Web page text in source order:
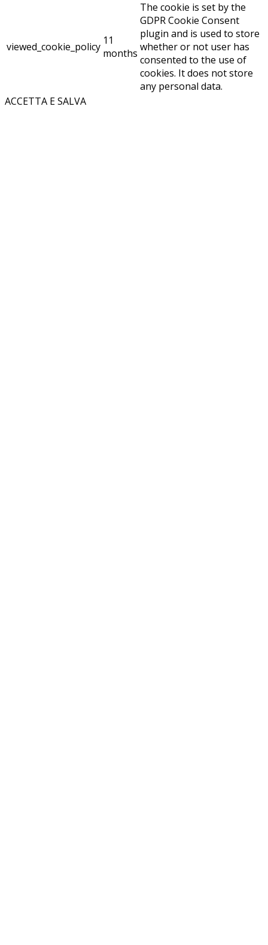
viewed_cookie_policy 11
months
The cookie is set by the
GDPR Cookie Consent
plugin and is used to store
whether or not user has
consented to the use of
cookies. It does not store
any personal data.
ACCETTA E SALVA